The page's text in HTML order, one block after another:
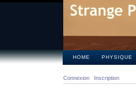
HOME PHYSIQUE
Connexion Inscription